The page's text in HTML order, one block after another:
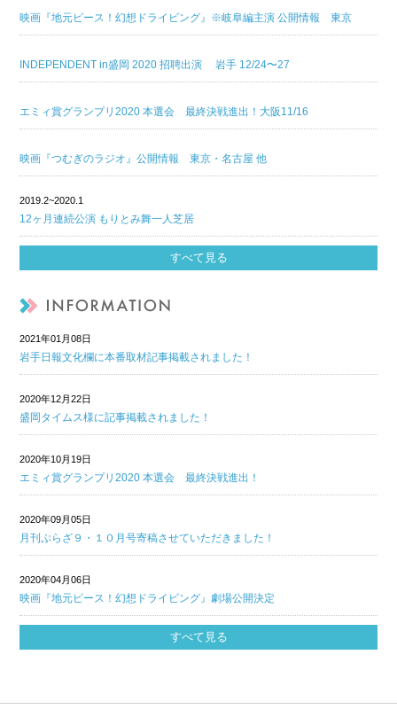
映画『地元ピース！幻想ドライビング』※岐阜編主演 公開情報 東京
INDEPENDENT in盛岡 2020 招聘出演 岩手 12/24〜27
エミィ賞グランプリ2020 本選会 最終決戦進出！大阪11/16
映画『つむぎのラジオ』公開情報 東京・名古屋 他
2019.2~2020.1
12ヶ月連続公演 もりとみ舞一人芝居
すべて見る
2021年01月08日
岩手日報文化欄に本番取材記事掲載されました！
2020年12月22日
盛岡タイムス様に記事掲載されました！
2020年10月19日
エミィ賞グランプリ2020 本選会 最終決戦進出！
2020年09月05日
月刊ぷらざ９・１０月号寄稿させていただきました！
2020年04月06日
映画『地元ピース！幻想ドライビング』劇場公開決定
すべて見る